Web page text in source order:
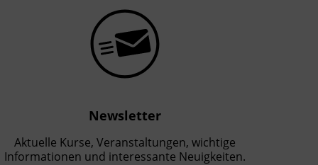
Newsletter
Aktuelle Kurse, Veranstaltungen, wichtige
Informationen und interessante Neuigkeiten.